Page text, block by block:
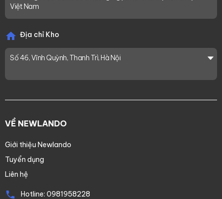
Việt Nam
Địa chỉ Kho
Số 46, Vĩnh Quỳnh, Thanh Trì, Hà Nội
VỀ NEWLANDO
Giới thiệu Newlando
Tuyển dụng
Liên hệ
Hotline: 0981958228